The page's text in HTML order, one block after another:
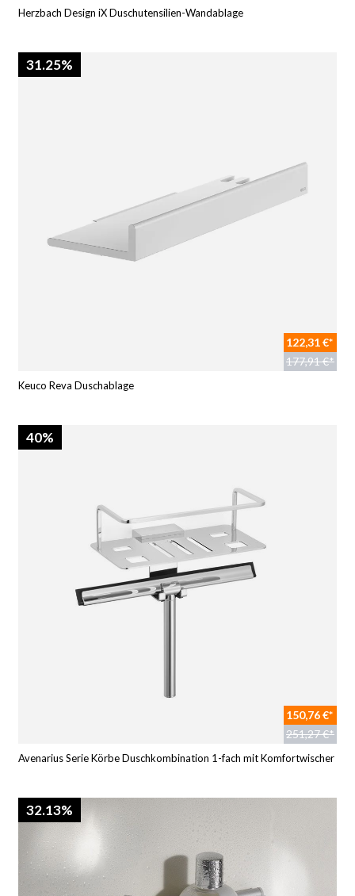
Herzbach Design iX Duschutensilien-Wandablage
31.25%
122,31 €*
177,91 €*
Keuco Reva Duschablage
40%
150,76 €*
251,27 €*
Avenarius Serie Körbe Duschkombination 1-fach mit Komfortwischer
32.13%